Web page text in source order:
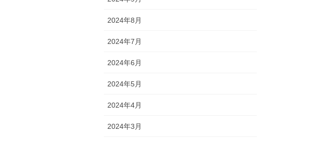
2024年8月
2024年7月
2024年6月
2024年5月
2024年4月
2024年3月